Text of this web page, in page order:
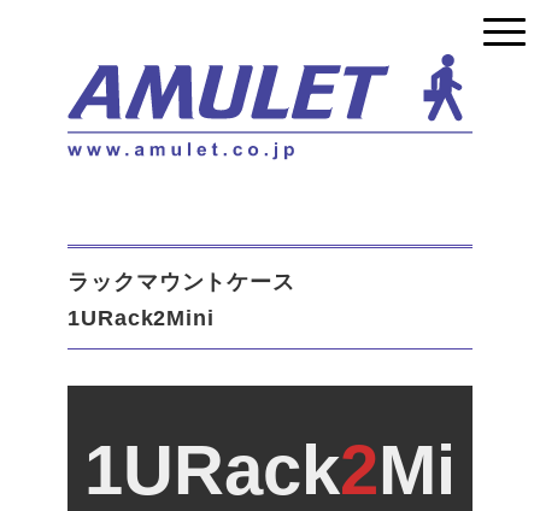
ラックマウントケース
1URack2Mini
1URack2Mi